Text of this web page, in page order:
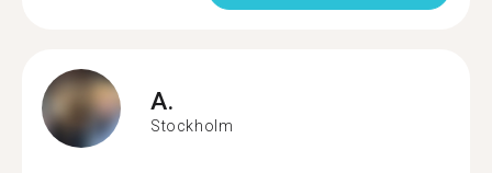
A.
Stockholm